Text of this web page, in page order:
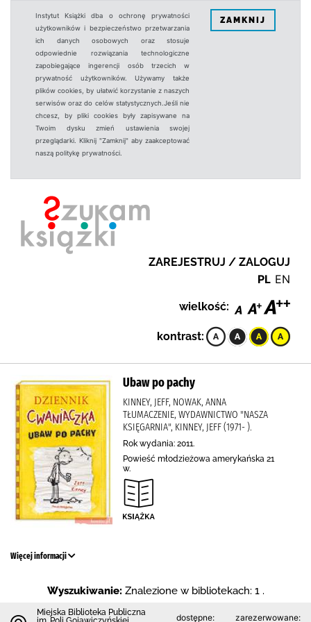
Instytut Książki dba o ochronę prywatności
użytkowników i bezpieczeństwo przetwarzania
ich danych osobowych oraz stosuje
odpowiednie rozwiązania technologiczne
zapobiegające ingerencji osób trzecich w
prywatność użytkowników. Używamy także
plików cookies, by ułatwić korzystanie z naszych
serwisów oraz do celów statystycznych.Jeśli nie
chcesz, by pliki cookies były zapisywane na
Twoim dysku zmień ustawienia swojej
przeglądarki. Kliknij "Zamknij" aby zaakceptować
naszą politykę prywatności.
ZAMKNIJ
ZAREJESTRUJ / ZALOGUJ
PL EN
wielkość:
kontrast:
Ubaw po pachy
KINNEY, JEFF, NOWAK, ANNA
TŁUMACZENIE, WYDAWNICTWO "NASZA
KSIĘGARNIA", KINNEY, JEFF (1971- ).
Rok wydania: 2011.
Powieść młodzieżowa amerykańska 21
w.
Więcej informacji
Wyszukiwanie: Znalezione w bibliotekach: 1 .
Miejska Biblioteka Publiczna
dostępne: zarezerwowane: